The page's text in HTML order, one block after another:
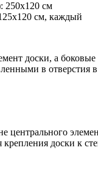
250х120 см
см, каждый
доски, а
в отверстия
центрального
доски к